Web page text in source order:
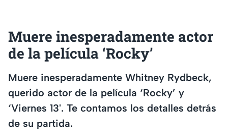
Muere inesperadamente actor
de la película ‘Rocky’
Muere inesperadamente Whitney Rydbeck,
querido actor de la película ‘Rocky’ y
‘Viernes 13'. Te contamos los detalles detrás
de su partida.